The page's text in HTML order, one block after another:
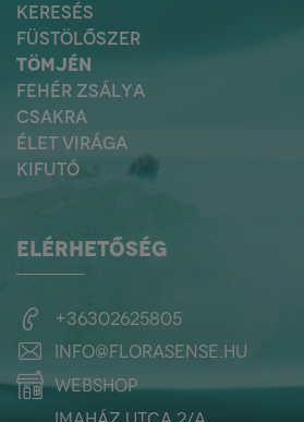
KERESÉS
FÜSTÖLŐSZER
TÖMJÉN
FEHÉR ZSÁLYA
CSAKRA
ÉLET VIRÁGA
KIFUTÓ
ELÉRHETŐSÉG
+36302625805
info@florasense.hu
webshop